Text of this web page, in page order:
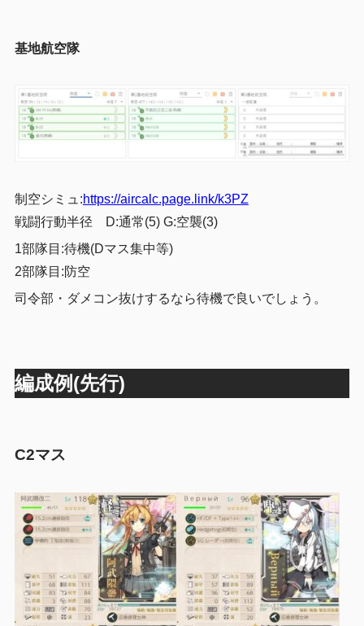
基地航空隊
制空シミュ:https://aircalc.page.link/k3PZ
戦闘行動半径 D:通常(5) G:空襲(3)
1部隊目:待機(Dマス集中等)
2部隊目:防空
司令部・ダメコン抜けするなら待機で良いでしょう。
編成例(先行)
C2マス